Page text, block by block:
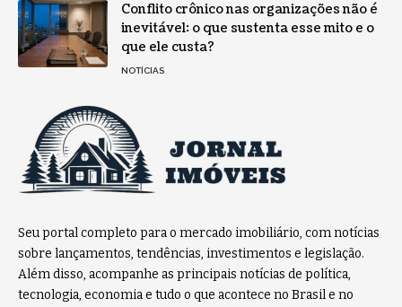
Conflito crônico nas organizações não é
inevitável: o que sustenta esse mito e o
que ele custa?
NOTÍCIAS
Seu portal completo para o mercado imobiliário, com notícias
sobre lançamentos, tendências, investimentos e legislação.
Além disso, acompanhe as principais notícias de política,
tecnologia, economia e tudo o que acontece no Brasil e no